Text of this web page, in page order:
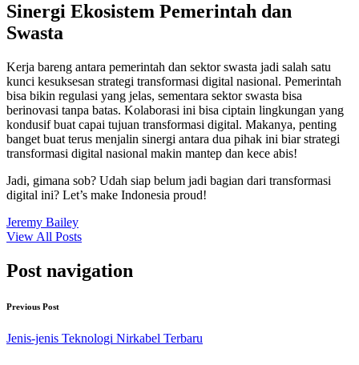
Sinergi Ekosistem Pemerintah dan
Swasta
Kerja bareng antara pemerintah dan sektor swasta jadi salah satu
kunci kesuksesan strategi transformasi digital nasional. Pemerintah
bisa bikin regulasi yang jelas, sementara sektor swasta bisa
berinovasi tanpa batas. Kolaborasi ini bisa ciptain lingkungan yang
kondusif buat capai tujuan transformasi digital. Makanya, penting
banget buat terus menjalin sinergi antara dua pihak ini biar strategi
transformasi digital nasional makin mantep dan kece abis!
Jadi, gimana sob? Udah siap belum jadi bagian dari transformasi
digital ini? Let’s make Indonesia proud!
Jeremy Bailey
View All Posts
Post navigation
Previous Post
Jenis-jenis Teknologi Nirkabel Terbaru